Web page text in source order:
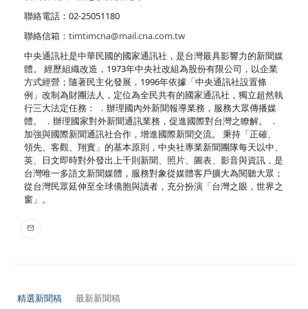
聯絡電話：02-25051180
聯絡信箱： timtimcna@mail.cna.com.tw
中央通訊社是中華民國的國家通訊社，是台灣最具影響力的新聞媒
體。 經歷組織改造，1973年中央社改組為股份有限公司，以企業
方式經營；隨著民主化發展，1996年依據「中央通訊社設置條
例」改制為財團法人，定位為全民共有的國家通訊社，獨立超然執
行三大法定任務： ．辦理國內外新聞報導業務，服務大眾傳播媒
體。 ．辦理國家對外新聞通訊業務，促進國際對台灣之瞭解。 ．
加強與國際新聞通訊社合作，增進國際新聞交流。 秉持「正確、
領先、客觀、翔實」的基本原則，中央社專業新聞團隊每天以中、
英、日文即時對外發出上千則新聞、照片、圖表、影音與資訊，是
台灣唯一多語文新聞媒體，服務對象從媒體客戶擴大為閱聽大眾；
從台灣民眾延伸至全球僑胞與讀者，充分扮演「台灣之眼，世界之
窗」。
精選新聞稿 最新新聞稿